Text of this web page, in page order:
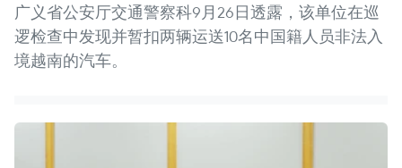
广义省公安厅交通警察科9月26日透露，该单位在巡
逻检查中发现并暂扣两辆运送10名中国籍人员非法入
境越南的汽车。